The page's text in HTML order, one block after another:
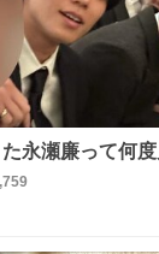
永瀬廉って何
。美味い。